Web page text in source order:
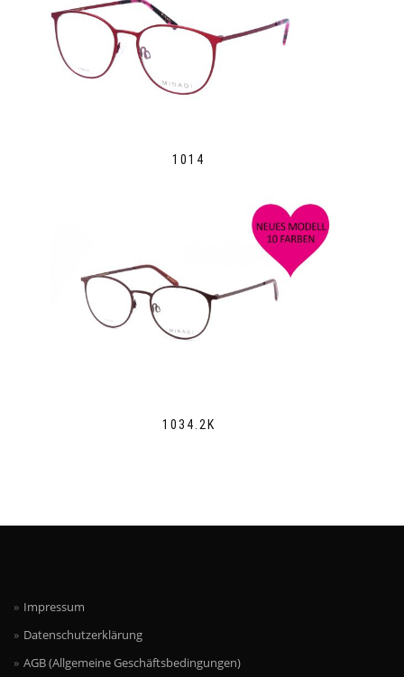
1014
1034.2K
Impressum
Datenschutzerklärung
AGB (Allgemeine Geschäftsbedingungen)